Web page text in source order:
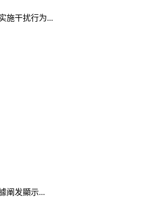
施干扰行为...
阐发顯示...